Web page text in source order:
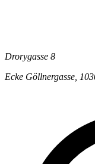
Drorygasse 8
Ecke Göllnergasse,